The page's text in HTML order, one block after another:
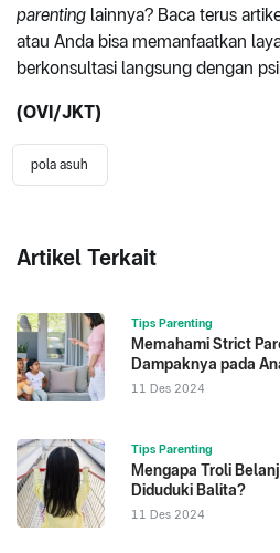
parenting lainnya? Baca terus
atau Anda bisa memanfaatkan
berkonsultasi langsung dengan
(OVI/JKT)
pola asuh
Artikel Terkait
Tips Parenting
Memahami Strict
Dampaknya pada
11 Des 2024
Tips Parenting
Mengapa Troli
Diduduki Balita?
11 Des 2024